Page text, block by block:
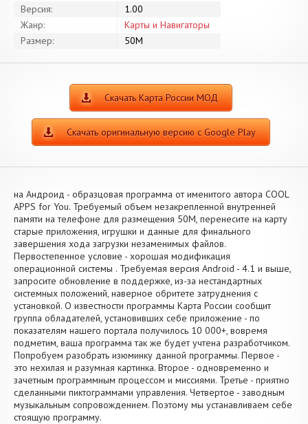
Версия:
1.00
Жанр:
Карты и Навигаторы
Размер:
50M
Скачать Карта России МОД
Скачать оригинальную версию с Google Play
на Андроид - образцовая программа от именитого автора COOL
APPS for You. Требуемый объем незакрепленной внутренней
памяти на телефоне для размещения 50M, перенесите на карту
старые приложения, игрушки и данные для финального
завершения хода загрузки незаменимых файлов.
Первостепенное условие - хорошая модификация
операционной системы . Требуемая версия Android - 4.1 и выше,
запросите обновление в поддержке, из-за нестандартных
системных положений, наверное обритете затруднения с
установкой. О известности программы Карта России сообщит
группа обладателей, установивших себе приложение - по
показателям нашего портала получилось 10 000+, вовремя
подметим, ваша программа так же будет учтена разработчиком.
Попробуем разобрать изюминку данной программы. Первое -
это нехилая и разумная картинка. Второе - одновременно и
зачетным программным процессом и миссиями. Третье - приятно
сделанными пиктограммами управления. Четвертое - заводным
музыкальным сопровождением. Поэтому мы устанавливаем себе
стоящую программу.